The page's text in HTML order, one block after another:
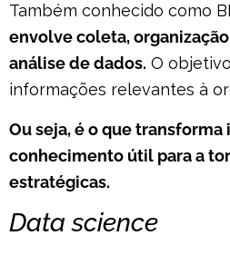
Também conhecido como
envolve coleta,
análise de dados. O
informações relevantes à
Ou seja, é o que
conhecimento útil para a
estratégicas.
Data science